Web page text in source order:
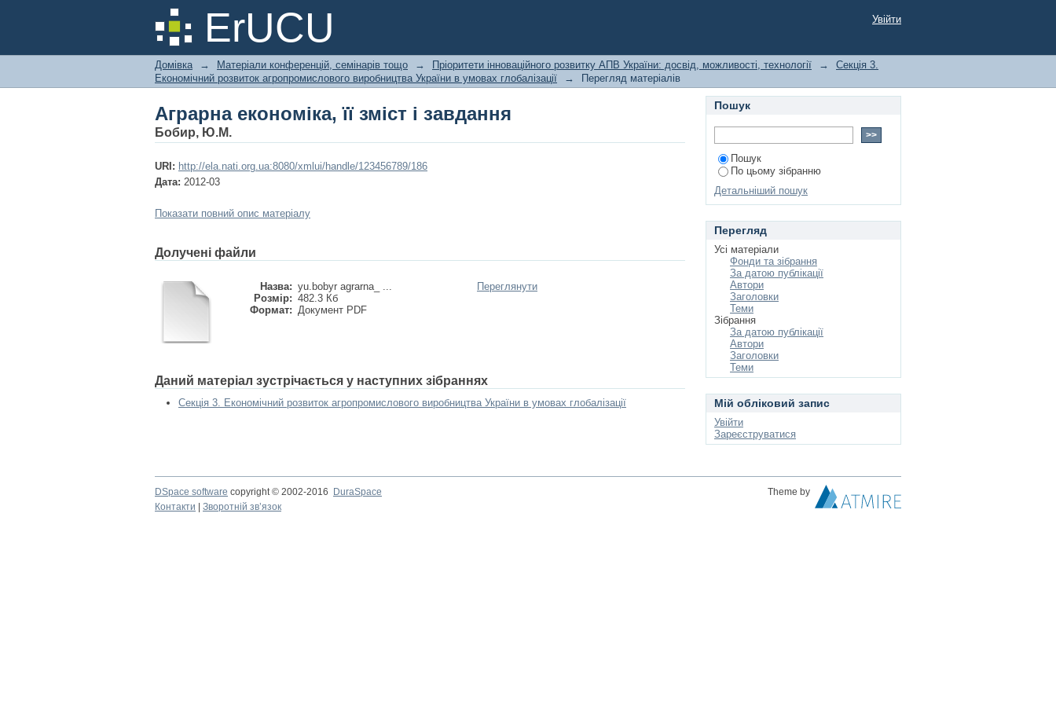
ErUCU
Аграрна економіка, її зміст і завдання Увійти
Домівка → Матеріали конференцій, семінарів тощо → Пріоритети інноваційного розвитку АПВ України: досвід, можливості, технології →
Секція 3.
Економічний розвиток агропромислового виробництва України в умовах глобалізації
→ Перегляд матеріалів
Аграрна економіка, її зміст і завдання
Бобир, Ю.М.
URI: http://ela.nati.org.ua:8080/xmlui/handle/123456789/186
Дата: 2012-03
Показати повний опис матеріалу
Долучені файли
Назва: yu.bobyr agrarna_ ...
Розмір: 482.3 Кб
Формат: Документ PDF
Переглянути
Даний матеріал зустрічається у наступних зібраннях
Секція 3. Економічний розвиток агропромислового виробництва України в умовах глобалізації
Пошук
Пошук
По цьому зібранню
Детальніший пошук
Перегляд
Усі матеріали
Фонди та зібрання
За датою публікації
Автори
Заголовки
Теми
Зібрання
За датою публікації
Автори
Заголовки
Теми
Мій обліковий запис
Увійти
Зареєструватися
DSpace software copyright © 2002-2016 DuraSpace
Theme by
Контакти
Зворотній зв’язок